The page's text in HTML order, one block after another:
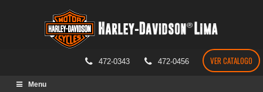
472-0343 472-0456 VER CATALOGO
Menu